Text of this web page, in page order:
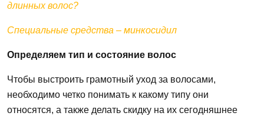
длинныхволос?
Специальные средства – минкосидил
Определяем тип и состояние волос
Чтобы выстроить грамотный уход за волосами,
необходимо четко понимать к какому типу они
относятся, а также делать скидку на их сегодняшнее